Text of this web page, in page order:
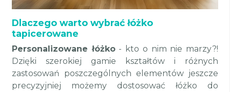
Dlaczego warto wybrać łóżko
tapicerowane
Personalizowane łóżko- kto o nim nie marzy?!
Dzięki szerokiej gamie kształtów i różnych
zastosowań poszczególnych elementów jeszcze
precyzyjniej możemy dostosować łóżko do